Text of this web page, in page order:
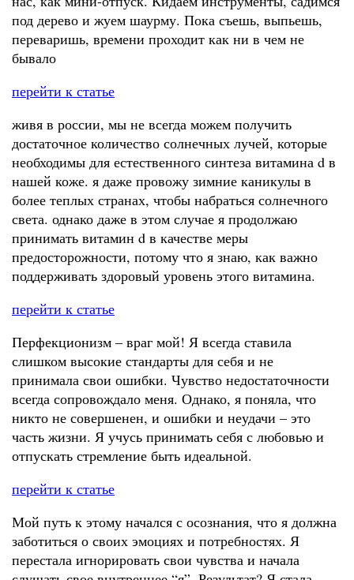
под дерево и жуем шаурму. Пока съешь, выпьешь,
переваришь, времени проходит как ни в чем не
бывало
перейти к статье
живя в россии, мы не всегда можем получить
достаточное количество солнечных лучей, которые
необходимы для естественного синтеза витамина d в
нашей коже. я даже провожу зимние каникулы в
более теплых странах, чтобы набраться солнечного
света. однако даже в этом случае я продолжаю
принимать витамин d в качестве меры
предосторожности, потому что я знаю, как важно
поддерживать здоровый уровень этого витамина.
перейти к статье
Перфекционизм – враг мой! Я всегда ставила
слишком высокие стандарты для себя и не
принимала свои ошибки. Чувство недостаточности
всегда сопровождало меня. Однако, я поняла, что
никто не совершенен, и ошибки и неудачи – это
часть жизни. Я учусь принимать себя с любовью и
отпускать стремление быть идеальной.
перейти к статье
Мой путь к этому начался с осознания, что я должна
заботиться о своих эмоциях и потребностях. Я
перестала игнорировать свои чувства и начала